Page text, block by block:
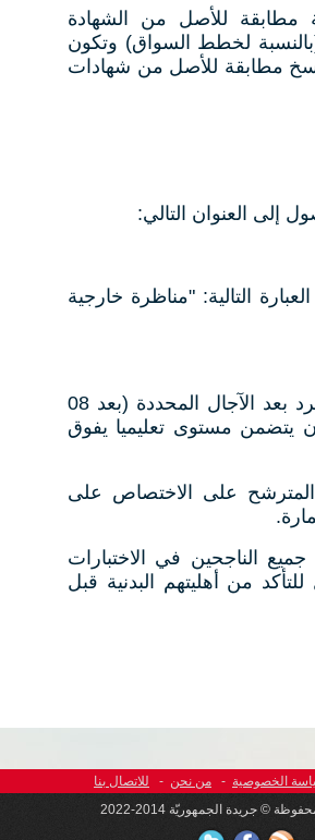
مطابقة للأصل من الشهادة
لخطط السواق) وتكون
إيداعها وكذلك نسخ مطابقة للأصل من شهادات
العنوان التالي:
التالية: "مناظرة خارجية
شددت الشركة في بلاغها على إقصاء ورفض كل ملف يرد بعد الآجال المحددة (بعد 08
وان يتضمن مستوى تعليميا يفوق
على الاختصاص على
الناجحين في الاختبارات
من أهليتهم البدنية قبل
الخصوصية - من نحن -
للاتصال بنا
© جريدة الجمهوريّة 2014-2022